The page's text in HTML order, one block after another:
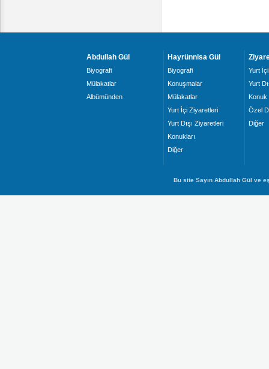
Abdullah Gül
Biyografi
Mülakatlar
Albümünden
Hayrünnisa Gül
Biyografi
Konuşmalar
Mülakatlar
Yurt İçi Ziyaretleri
Yurt Dışı Ziyaretleri
Konukları
Diğer
Yurt İçi
Yurt
Konuk
Özel
Diğer
Bu site Sayın Abdullah Gül ve